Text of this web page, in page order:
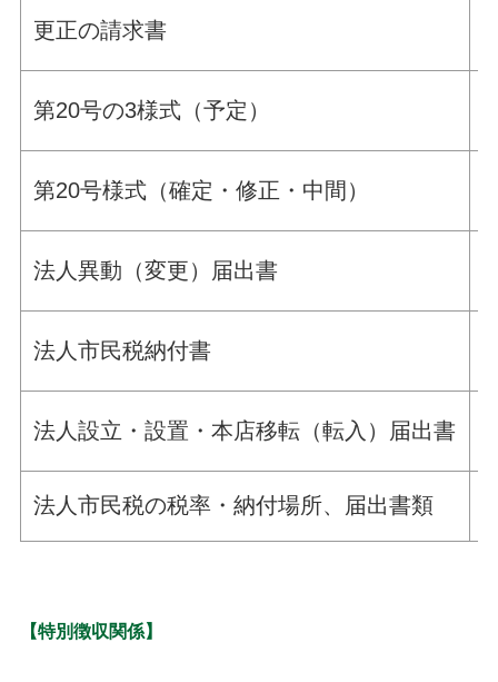
更正の請求書
第20号の3様式（予定）
第20号様式（確定・修正・中間）
法人異動（変更）届出書
法人市民税納付書
法人設立・設置・本店移転（転入）届出書
法人市民税の税率・納付場所、届出書類
【特別徴収関係】